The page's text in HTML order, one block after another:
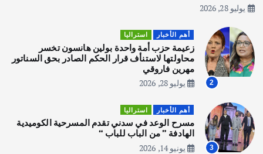
4
المقبل
يوليو 28, 2026
أهم الأخبار ثقافة وفنون
انطلاق ورشة التمثيل في مدينة كلباء الاماراتية
أغسطس 5, 2026
يوليو 28, 2026
2
أهم الأخبار استراليا
زعيمة حزب أمة واحدة بولين هانسون تخسر
محاولتها لاستنأف قرار الحكم الصادر بحق السناتور
مهرين فاروقي
يوليو 28, 2026
3
أهم الأخبار استراليا
مسرح الوعد في سدني تقدم المسرحية الكوميدية
الهادفة ” من الباب للباب “
يونيو 14, 2026